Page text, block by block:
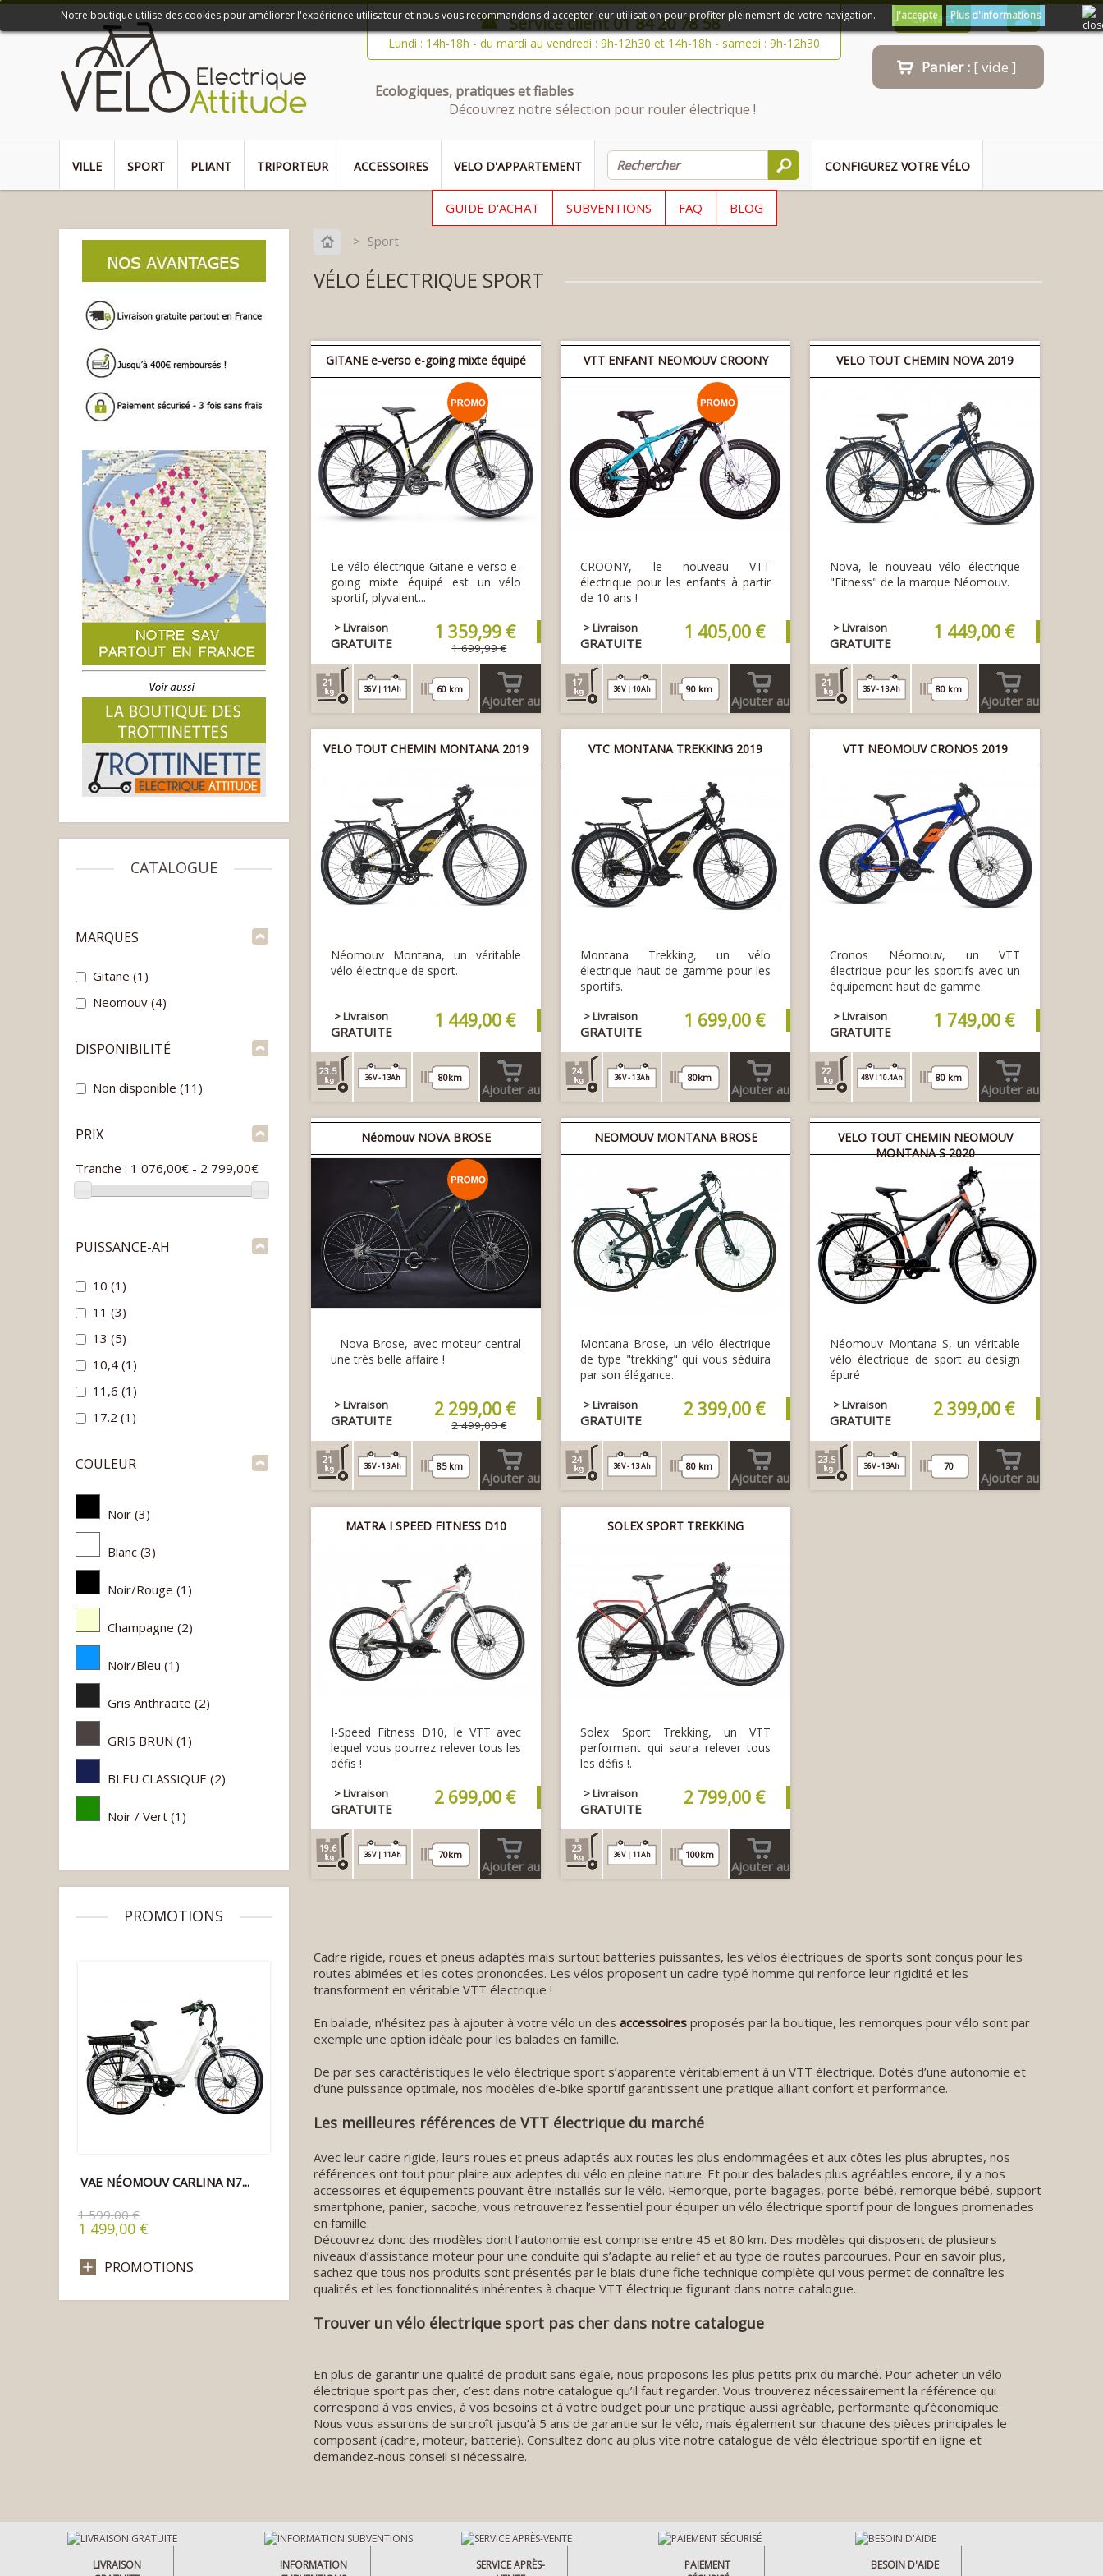
Ecologiques, pratiques et fiables
Découvrez notre sélection pour rouler électrique !
Service client01 84 20 78 58
Lundi : 14h-18h - du mardi au vendredi : 9h-12h30 et 14h-18h - samedi : 9h-12h30
Contact
Panier : [ vide ]
VILLE SPORT PLIANT TRIPORTEUR ACCESSOIRES VELO D'APPARTEMENT CONFIGUREZ VOTRE VÉLO
Notre boutique utilise des cookies pour améliorer l'expérience utilisateur et nous vous recommandons d'accepter leur utilisation pour profiter pleinement de votre navigation. J'accepte Plus d'informations
GUIDE D'ACHAT SUBVENTIONS FAQ BLOG
CATALOGUE
MARQUES
Gitane (1)
Neomouv (4)
DISPONIBILITÉ
Non disponible (11)
PRIX
Tranche : 1 076,00€ - 2 799,00€
PUISSANCE-AH
10 (1)
11 (3)
13 (5)
10,4 (1)
11,6 (1)
17.2 (1)
COULEUR
Noir (3)
Blanc (3)
Noir/Rouge (1)
Champagne (2)
Noir/Bleu (1)
Gris Anthracite (2)
GRIS BRUN (1)
BLEU CLASSIQUE (2)
Noir / Vert (1)
PROMOTIONS
VAE NÉOMOUV CARLINA N7...
1 599,00 €
1 499,00 €
PROMOTIONS
> Sport
VÉLO ÉLECTRIQUE SPORT
GITANE e-verso e-going mixte équipé
Le vélo électrique Gitane e-verso e-
going mixte équipé est un vélo
sportif, plyvalent...
> Livraison
GRATUITE 1 359,99 €
1 699,99 €
21
36V | 11Ah 60 km
Ajouter au
panier
VTT ENFANT NEOMOUV CROONY
CROONY, le nouveau VTT
électrique pour les enfants à partir
de 10 ans !
> Livraison
GRATUITE 1 405,00 €
17
36V | 10Ah 90 km
Ajouter au
panier
VELO TOUT CHEMIN NOVA 2019
Nova, le nouveau vélo électrique
"Fitness" de la marque Néomouv.
> Livraison
GRATUITE 1 449,00 €
21
36V - 13 Ah 80 km
Ajouter au
panier
VELO TOUT CHEMIN MONTANA 2019
Néomouv Montana, un véritable
vélo électrique de sport.
> Livraison
GRATUITE 1 449,00 €
23.5
36V - 13Ah 80km
Ajouter au
panier
VTC MONTANA TREKKING 2019
Montana Trekking, un vélo
électrique haut de gamme pour les
sportifs.
> Livraison
GRATUITE 1 699,00 €
24
36V - 13Ah 80km
Ajouter au
panier
VTT NEOMOUV CRONOS 2019
Cronos Néomouv, un VTT
électrique pour les sportifs avec un
équipement haut de gamme.
> Livraison
GRATUITE 1 749,00 €
22
48V I 10.4Ah 80 km
Ajouter au
panier
Néomouv NOVA BROSE
Nova Brose, avec moteur central
une très belle affaire !
> Livraison
GRATUITE 2 299,00 €
2 499,00 €
21
36V - 13 Ah 85 km
Ajouter au
panier
NEOMOUV MONTANA BROSE
Montana Brose, un vélo électrique
de type "trekking" qui vous séduira
par son élégance.
> Livraison
GRATUITE 2 399,00 €
24
36V - 13 Ah 80 km
Ajouter au
panier
VELO TOUT CHEMIN NEOMOUV
MONTANA S 2020
Néomouv Montana S, un véritable
vélo électrique de sport au design
épuré
> Livraison
GRATUITE 2 399,00 €
23.5
36V - 13Ah 70
Ajouter au
panier
MATRA I SPEED FITNESS D10
I-Speed Fitness D10, le VTT avec
lequel vous pourrez relever tous les
défis !
> Livraison
GRATUITE 2 699,00 €
19.6
36V | 11Ah 70km
Ajouter au
panier
SOLEX SPORT TREKKING
Solex Sport Trekking, un VTT
performant qui saura relever tous
les défis !.
> Livraison
GRATUITE 2 799,00 €
23
36V | 11Ah 100km
Ajouter au
panier
Cadre rigide, roues et pneus adaptés mais surtout batteries puissantes, les vélos électriques de sports sont conçus pour les
routes abimées et les cotes prononcées. Les vélos proposent un cadre typé homme qui renforce leur rigidité et les
transforment en véritable VTT électrique !
En balade, n'hésitez pas à ajouter à votre vélo un des accessoires proposés par la boutique, les remorques pour vélo sont par
exemple une option idéale pour les balades en famille.
De par ses caractéristiques le vélo électrique sport s’apparente véritablement à un VTT électrique. Dotés d’une autonomie et
d’une puissance optimale, nos modèles d’e-bike sportif garantissent une pratique alliant confort et performance.
Les meilleures références de VTT électrique du marché
Avec leur cadre rigide, leurs roues et pneus adaptés aux routes les plus endommagées et aux côtes les plus abruptes, nos
références ont tout pour plaire aux adeptes du vélo en pleine nature. Et pour des balades plus agréables encore, il y a nos
accessoires et équipements pouvant être installés sur le vélo. Remorque, porte-bagages, porte-bébé, remorque bébé, support
smartphone, panier, sacoche, vous retrouverez l’essentiel pour équiper un vélo électrique sportif pour de longues promenades
en famille.
Découvrez donc des modèles dont l’autonomie est comprise entre 45 et 80 km. Des modèles qui disposent de plusieurs
niveaux d’assistance moteur pour une conduite qui s’adapte au relief et au type de routes parcourues. Pour en savoir plus,
sachez que tous nos produits sont présentés par le biais d’une fiche technique complète qui vous permet de connaître les
qualités et les fonctionnalités inhérentes à chaque VTT électrique figurant dans notre catalogue.
Trouver un vélo électrique sport pas cher dans notre catalogue
En plus de garantir une qualité de produit sans égale, nous proposons les plus petits prix du marché. Pour acheter un vélo
électrique sport pas cher, c’est dans notre catalogue qu’il faut regarder. Vous trouverez nécessairement la référence qui
correspond à vos envies, à vos besoins et à votre budget pour une pratique aussi agréable, performante qu’économique.
Nous vous assurons de surcroît jusqu’à 5 ans de garantie sur le vélo, mais également sur chacune des pièces principales le
composant (cadre, moteur, batterie). Consultez donc au plus vite notre catalogue de vélo électrique sportif en ligne et
demandez-nous conseil si nécessaire.
LIVRAISON
INFORMATION
SERVICE APRÈS-
PAIEMENT
BESOIN D'AIDE